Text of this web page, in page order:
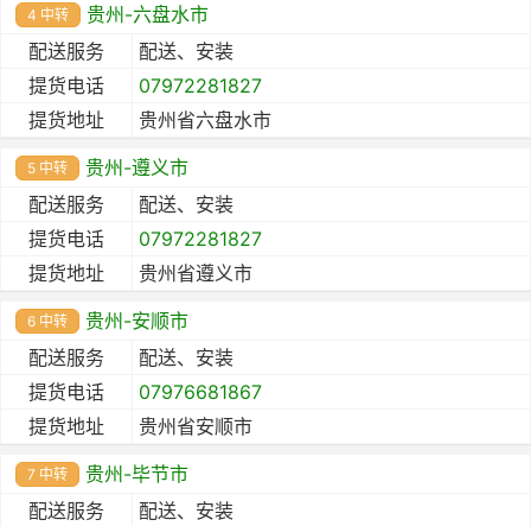
4 中转
贵州-六盘水市
配送服务
配送、安装
提货电话
07972281827
提货地址
贵州省六盘水市
5 中转
贵州-遵义市
配送服务
配送、安装
提货电话
07972281827
提货地址
贵州省遵义市
6 中转
贵州-安顺市
配送服务
配送、安装
提货电话
07976681867
提货地址
贵州省安顺市
7 中转
贵州-毕节市
配送服务
配送、安装